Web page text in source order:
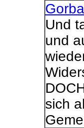
Und
und
sich